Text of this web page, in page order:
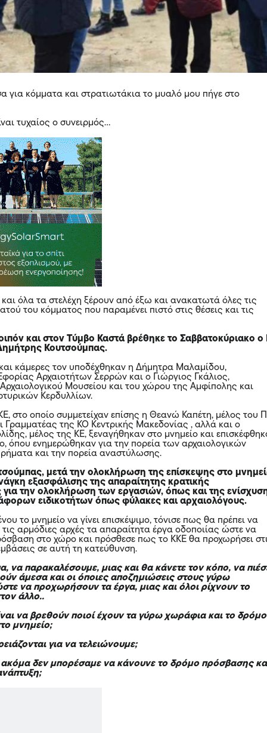
για κόμματα και στρατιωτάκια το μυαλό μου πήγε στο
τυχαίος ο συνειρμός…
και όλα τα στελέχη ξέρουν από έξω και ανακατωτά όλες τις
του κόμματος που παραμένει πιστό στις θέσεις και τις
και στον Τύμβο Καστά βρέθηκε το Σαββατοκύριακο ο
Κουτσούμπας.
κάμερες τον υποδέχθηκαν η Δήμητρα Μαλαμίδου,
Αρχαιοτήτων Σερρών και ο Γιώργιος Γκάλιος,
Μουσείου και του χώρου της Αμφίπολης και
Κερδυλλίων.
στο οποίο συμμετείχαν επίσης η Θεανώ Καπέτη, μέλος του
Γραμματέας της ΚΟ Κεντρικής Μακεδονίας , αλλά και ο
μέλος της ΚΕ, ξεναγήθηκαν στο μνημείο και
όπου ενημερώθηκαν για την πορεία των αρχαιολογικών
και την πορεία αναστύλωσης.
μετά την ολοκλήρωση της επίσκεψης στο
εξασφάλισης της απαραίτητης κρατικής
την ολοκλήρωση των εργασιών, όπως και της
ειδικοτήτων όπως φύλακες και αρχαιολόγους.
το μνημείο να γίνει επισκέψιμο, τόνισε πως θα πρέπει να
αρμόδιες αρχές τα απαραίτητα έργα οδοποιίας ώστε να
στο χώρο και πρόσθεσε πως το ΚΚΕ θα προχωρήσει
σε αυτή τη κατεύθυνση.
να παρακαλέσουμε, μιας και θα κάνετε τον κόπο, να
άμεσα και οι όποιες αποζημιώσεις στους γύρω
να προχωρήσουν τα έργα, μιας και όλοι ρίχνουν το
άλλο..
να βρεθούν ποιοί έχουν τα γύρω χωράφια και το δρόμο
μνημείο;
για να τελειώνουμε;
δεν μπορέσαμε να κάνουνε το δρόμο πρόσβασης